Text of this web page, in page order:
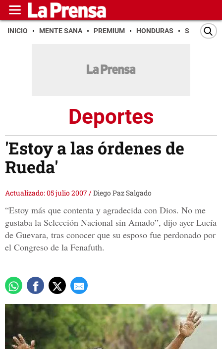
INICIO MENTE SANA PREMIUM HONDURAS SAN PEDRO
Deportes
'Estoy a las órdenes de
Rueda'
Actualizado: 05 julio 2007/Diego Paz Salgado
“Estoy más que contenta y agradecida con Dios. No me
gustaba la Selección Nacional sin Amado”, dijo ayer Lucía
de Guevara, tras conocer que su esposo fue perdonado por
el Congreso de la Fenafuth.